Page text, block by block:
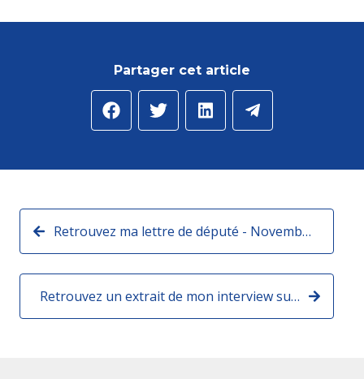
Partager cet article
Retrouvez ma lettre de député - Novembre 2024 :
Retrouvez un extrait de mon interview sur France Info (Radio) :